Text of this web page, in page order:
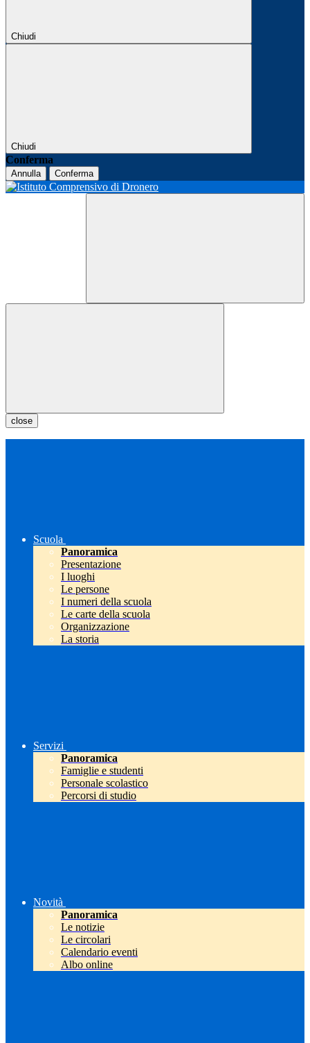
Chiudi
Chiudi
Conferma
Annulla Conferma
close
Scuola
Panoramica
Presentazione
I luoghi
Le persone
I numeri della scuola
Le carte della scuola
Organizzazione
La storia
Servizi
Panoramica
Famiglie e studenti
Personale scolastico
Percorsi di studio
Novità
Panoramica
Le notizie
Le circolari
Calendario eventi
Albo online